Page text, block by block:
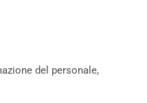
del personale,